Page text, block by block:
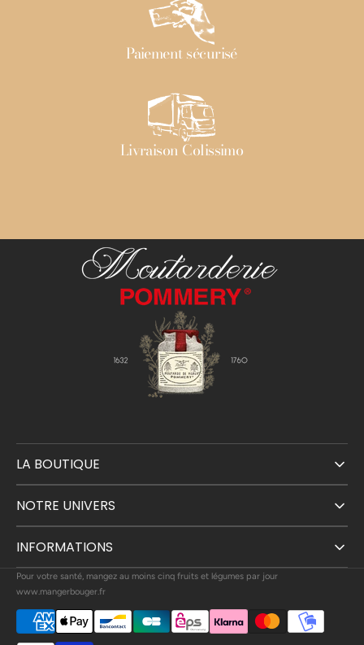
Paiement sécurisé
Livraison Colissimo
LA BOUTIQUE
NOTRE UNIVERS
INFORMATIONS
Pour votre santé, mangez au moins cinq fruits et légumes par jour
www.mangerbouger.fr